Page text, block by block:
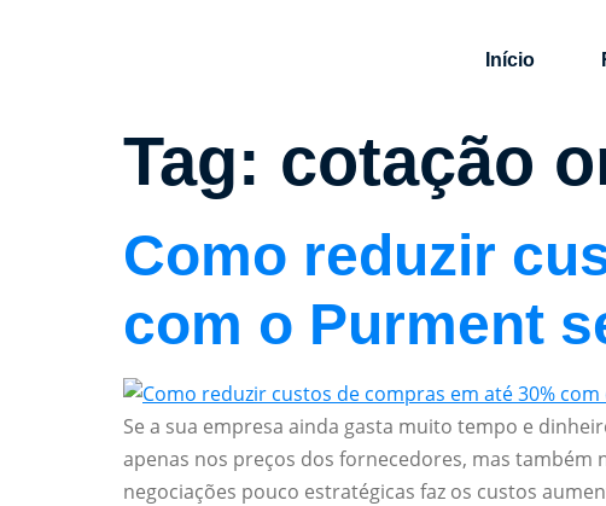
Início
Tag: cotação
Como reduzir
com o Purment
Se a sua empresa ainda gasta muito tempo e
apenas nos preços dos fornecedores, mas também
negociações pouco estratégicas faz os custos